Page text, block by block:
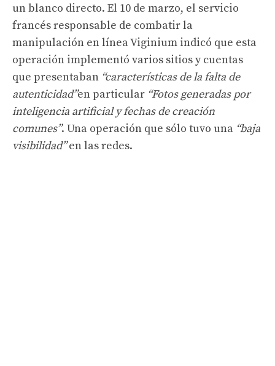
un blanco directo. El 10 de marzo, el servicio
francés responsable de combatir la
manipulación en línea Viginium indicó que esta
operación implementó varios sitios y cuentas
que presentaban “características de la falta de
autenticidad”en particular “Fotos generadas por
inteligencia artificial y fechas de creación
comunes”. Una operación que sólo tuvo una “baja
visibilidad”en las redes.